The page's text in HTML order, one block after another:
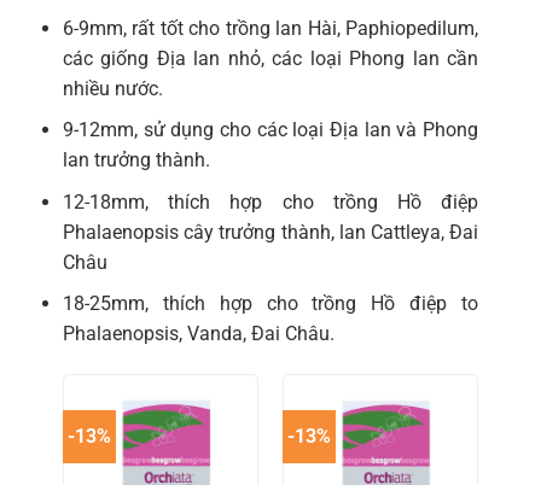
6-9mm, rất tốt cho trồng lan Hài, Paphiopedilum,
các giống Địa lan nhỏ, các loại Phong lan cần
nhiều nước.
9-12mm, sử dụng cho các loại Địa lan và Phong
lan trưởng thành.
12-18mm, thích hợp cho trồng Hồ điệp
Phalaenopsis cây trưởng thành, lan Cattleya, Đai
Châu
18-25mm, thích hợp cho trồng Hồ điệp to
Phalaenopsis, Vanda, Đai Châu.
-13% -13%